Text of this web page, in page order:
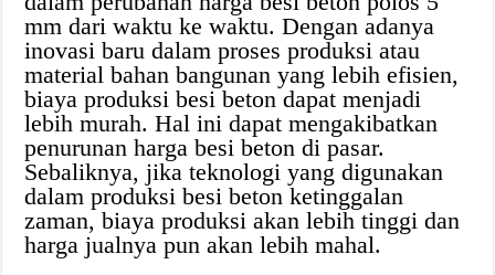
mm dari waktu ke waktu. Dengan adanya
inovasi baru dalam proses produksi atau
material bahan bangunan yang lebih efisien,
biaya produksi besi beton dapat menjadi
lebih murah. Hal ini dapat mengakibatkan
penurunan harga besi beton di pasar.
Sebaliknya, jika teknologi yang digunakan
dalam produksi besi beton ketinggalan
zaman, biaya produksi akan lebih tinggi dan
harga jualnya pun akan lebih mahal.